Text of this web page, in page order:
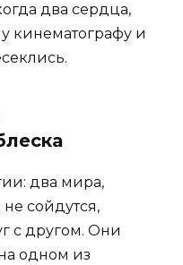
два сердца,
кинематографу и
два мира,
сойдутся,
с другом. Они
одном из